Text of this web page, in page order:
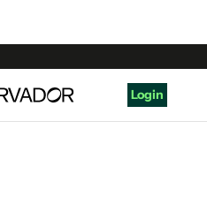
Login